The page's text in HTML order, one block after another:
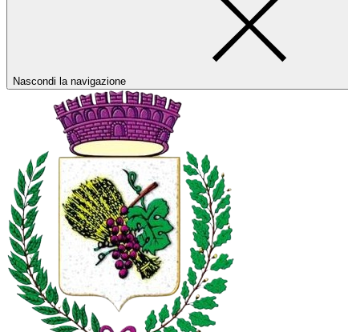
Nascondi la navigazione